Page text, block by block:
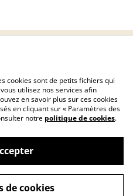
Politique de cookies
le végétal et l'animal
cookies sont de petits fichiers qui
utilisez nos services afin
en savoir plus sur ces cookies
en cliquant sur « Paramètres des
notre politique de cookies.
de cookies